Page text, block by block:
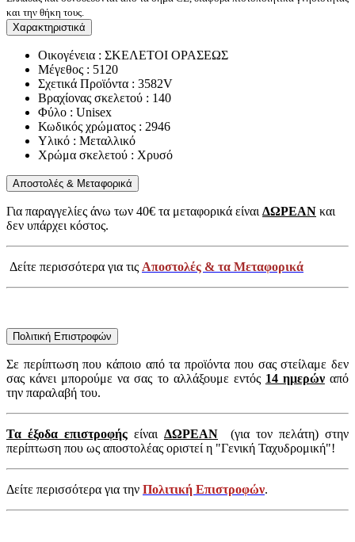
και την θήκη τους.
Χαρακτηριστικά
Οικογένεια : ΣΚΕΛΕΤΟΙ ΟΡΑΣΕΩΣ
Μέγεθος : 5120
Σχετικά Προϊόντα : 3582V
Βραχίονας σκελετού : 140
Φύλο : Unisex
Κωδικός χρώματος : 2946
Υλικό : Μεταλλικό
Χρώμα σκελετού : Χρυσό
Αποστολές & Μεταφορικά
Για παραγγελίες άνω των 40€ τα μεταφορικά είναιΔΩΡΕΑΝ και
δεν υπάρχει κόστος.
Δείτε περισσότερα για τις Αποστολές & τα Μεταφορικά
Πολιτική Επιστροφών
Σε περίπτωση που κάποιο από τα προϊόντα που σας στείλαμε δεν
σας κάνει μπορούμε να σας το αλλάξουμε εντός 14 ημερώναπό
την παραλαβή του.
Τα έξοδα επιστροφής είναι ΔΩΡΕΑΝ (για τον πελάτη) στην
περίπτωση που ως αποστολέας οριστεί η "Γενική Ταχυδρομική"!
Δείτε περισσότερα για την Πολιτική Επιστροφών.